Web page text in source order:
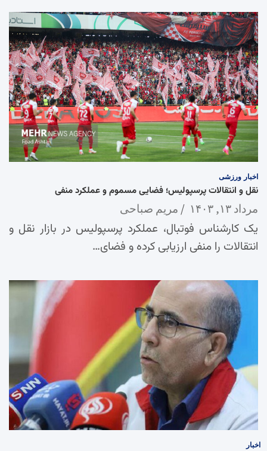
اخبار ورزشی
نقل و انتقالات پرسپولیس؛ فضایی مسموم و عملکرد منفی
مرداد ۱۳, ۱۴۰۳ مریم صباحی
یک کارشناس فوتبال، عملکرد پرسپولیس در بازار نقل و
انتقالات را منفی ارزیابی کرده و فضای…
اخبار